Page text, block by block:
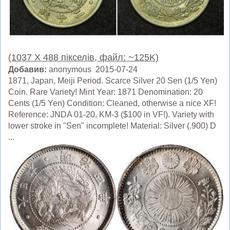
(1037 X 488 пікселів, файл: ~125K)
Добавив: anonymous 2015-07-24
1871, Japan, Meiji Period. Scarce Silver 20 Sen (1/5 Yen)
Coin. Rare Variety! Mint Year: 1871 Denomination: 20
Cents (1/5 Yen) Condition: Cleaned, otherwise a nice XF!
Reference: JNDA 01-20, KM-3 ($100 in VF!). Variety with
lower stroke in "Sen" incomplete! Material: Silver (.900) D
...